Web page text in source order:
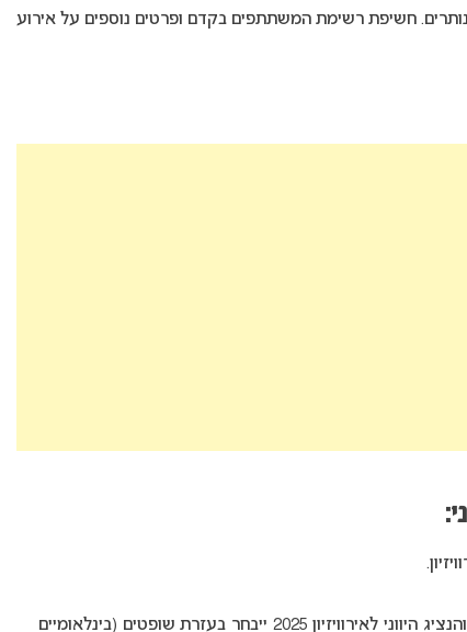
הסופית, בעוד הצבעת הקהל תחזיק ב-50% הנותרים. חשיפת רשימת המשתתפים בקדם ופרטים נוספים על אירוע
קדם האירוויזיון יתקיים בתאריך ה-30 בינואר בשידור חי, והנציג היווני לאירוויזיון 2025 ייבחר בעזרת שופטים (בינלאומיים